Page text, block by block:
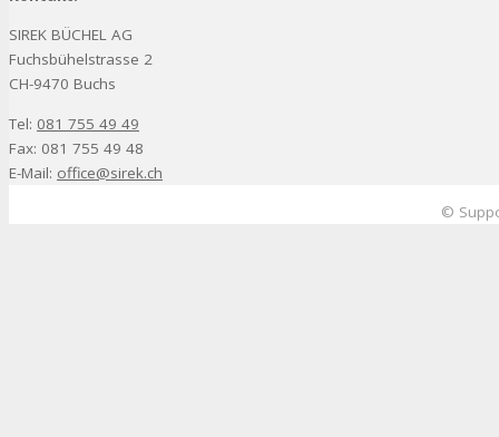
SIREK BÜCHEL AG
Fuchsbühelstrasse 2
CH-9470 Buchs
Tel: 081 755 49 49
Fax: 081 755 49 48
E-Mail: office@sirek.ch
©